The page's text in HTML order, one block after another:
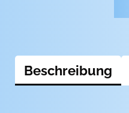
Beschreibung